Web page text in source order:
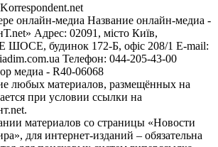
онлайн-медиа Название онлайн-медиа -
Адрес: 02091, місто Київ,
будинок 172-Б, офіс 208/1 E-mail:
Телефон: 044-205-43-00
медиа - R40-06068
любых материалов, размещённых на
при условии ссылки на
материалов со страницы «Новости
для интернет-изданий – обязательна